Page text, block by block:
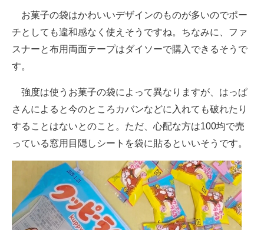
お菓子の袋はかわいいデザインのものが多いのでポー
チとしても違和感なく使えそうですね。ちなみに、ファ
スナーと布用両面テープはダイソーで購入できるそうで
す。
強度は使うお菓子の袋によって異なりますが、はっぱ
さんによると今のところカバンなどに入れても破れたり
することはないとのこと。ただ、心配な方は100均で売
っている窓用目隠しシートを袋に貼るといいそうです。